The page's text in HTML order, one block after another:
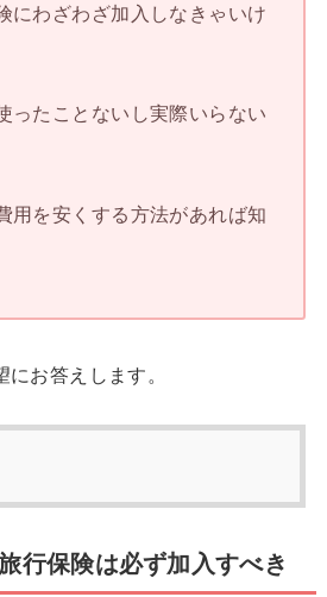
にわざわざ加入しなきゃいけ
ったことないし実際いらない
用を安くする方法があれば知
お答えします。
行保険は必ず加入すべき